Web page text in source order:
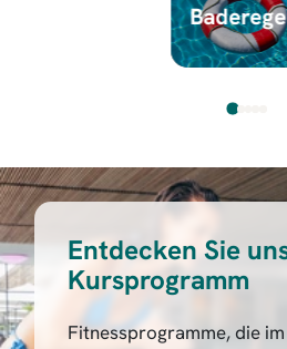
Entdecken Sie
Kursprogramm
Fitnessprogramme, die